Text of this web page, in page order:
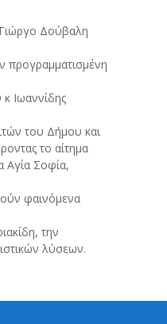
Δούβαλη
προγραμματισμένη
Ιωαννίδης
του Δήμου και
το αίτημα
Αγία Σοφία,
φαινόμενα
την
λύσεων.